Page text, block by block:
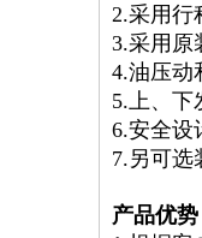
2.采用行
3.采用原
4.油压动
5.上、
6.安全设
7.另可选
产品优势